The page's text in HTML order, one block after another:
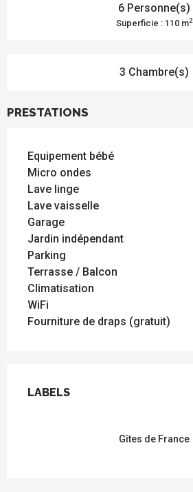
6 Personne(s)
Superficie : 110 m2
3 Chambre(s)
PRESTATIONS
Equipement bébé
Micro ondes
Lave linge
Lave vaisselle
Garage
Jardin indépendant
Parking
Terrasse / Balcon
Climatisation
WiFi
Fourniture de draps (gratuit)
LABELS
LABELS
Gîtes de France